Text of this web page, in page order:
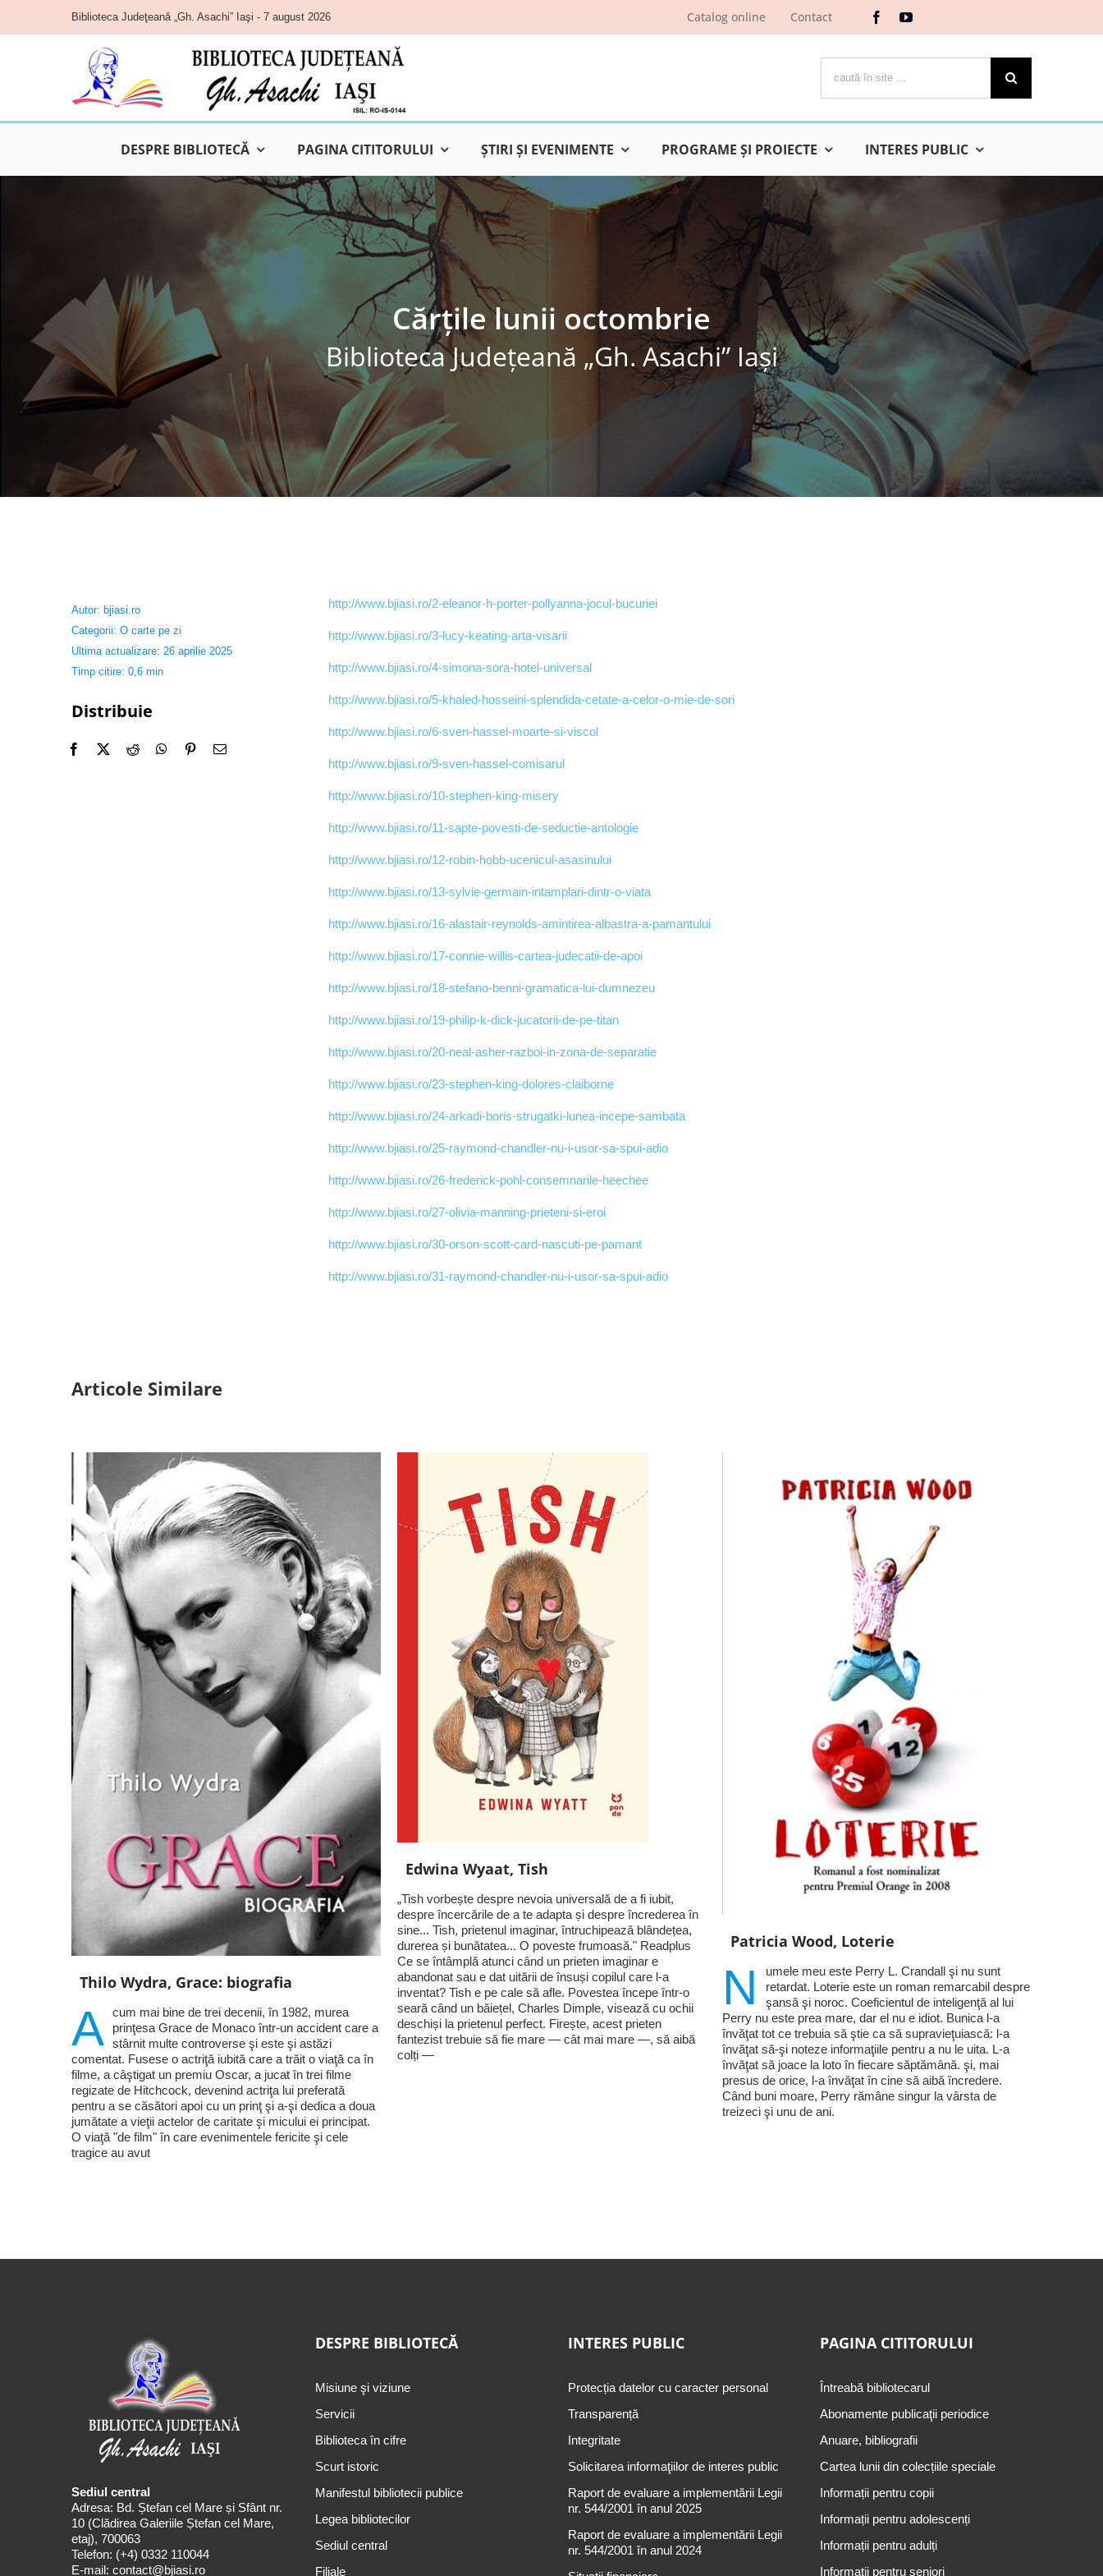
content
Biblioteca Judeţeană „Gh. Asachi” Iaşi - 7 august 2026 Catalog online Contact
DESPRE BIBLIOTECĂ PAGINA CITITORULUI ŞTIRI ŞI EVENIMENTE PROGRAME ŞI PROIECTE INTERES PUBLIC
Cărțile lunii octombrie
Biblioteca Judeţeană „Gh. Asachi” Iaşi
Autor: bjiasi.ro
Categorii: O carte pe zi
Ultima actualizare: 26 aprilie 2025
Timp citire: 0,6 min
Distribuie
http://www.bjiasi.ro/2-eleanor-h-porter-pollyanna-jocul-bucuriei
http://www.bjiasi.ro/3-lucy-keating-arta-visarii
http://www.bjiasi.ro/4-simona-sora-hotel-universal
http://www.bjiasi.ro/5-khaled-hosseini-splendida-cetate-a-celor-o-mie-de-sori
http://www.bjiasi.ro/6-sven-hassel-moarte-si-viscol
http://www.bjiasi.ro/9-sven-hassel-comisarul
http://www.bjiasi.ro/10-stephen-king-misery
http://www.bjiasi.ro/11-sapte-povesti-de-seductie-antologie
http://www.bjiasi.ro/12-robin-hobb-ucenicul-asasinului
http://www.bjiasi.ro/13-sylvie-germain-intamplari-dintr-o-viata
http://www.bjiasi.ro/16-alastair-reynolds-amintirea-albastra-a-pamantului
http://www.bjiasi.ro/17-connie-willis-cartea-judecatii-de-apoi
http://www.bjiasi.ro/18-stefano-benni-gramatica-lui-dumnezeu
http://www.bjiasi.ro/19-philip-k-dick-jucatorii-de-pe-titan
http://www.bjiasi.ro/20-neal-asher-razboi-in-zona-de-separatie
http://www.bjiasi.ro/23-stephen-king-dolores-claiborne
http://www.bjiasi.ro/24-arkadi-boris-strugatki-lunea-incepe-sambata
http://www.bjiasi.ro/25-raymond-chandler-nu-i-usor-sa-spui-adio
http://www.bjiasi.ro/26-frederick-pohl-consemnarile-heechee
http://www.bjiasi.ro/27-olivia-manning-prieteni-si-eroi
http://www.bjiasi.ro/30-orson-scott-card-nascuti-pe-pamant
http://www.bjiasi.ro/31-raymond-chandler-nu-i-usor-sa-spui-adio
Articole Similare
Thilo Wydra, Grace: biografia
A cum mai bine de trei decenii, în 1982, murea
prinţesa Grace de Monaco într-un accident care a
stârnit multe controverse şi este şi astăzi
comentat. Fusese o actriţă iubită care a trăit o viaţă ca în
filme, a câştigat un premiu Oscar, a jucat în trei filme
regizate de Hitchcock, devenind actriţa lui preferată
pentru a se căsători apoi cu un prinţ şi a-şi dedica a doua
jumătate a vieţii actelor de caritate şi micului ei principat.
O viaţă "de film" în care evenimentele fericite şi cele
tragice au avut
Edwina Wyaat, Tish
„Tish vorbește despre nevoia universală de a fi iubit,
despre încercările de a te adapta și despre încrederea în
sine... Tish, prietenul imaginar, întruchipează blândețea,
durerea și bunătatea... O poveste frumoasă." Readplus
Ce se întâmplă atunci când un prieten imaginar e
abandonat sau e dat uitării de însuși copilul care l-a
inventat? Tish e pe cale să afle. Povestea începe într-o
seară când un băiețel, Charles Dimple, visează cu ochii
deschiși la prietenul perfect. Firește, acest prieten
fantezist trebuie să fie mare — cât mai mare —, să aibă
colți —
Patricia Wood, Loterie
N
umele meu este Perry L. Crandall şi nu sunt
retardat. Loterie este un roman remarcabil despre
şansă şi noroc. Coeficientul de inteligenţă al lui
Perry nu este prea mare, dar el nu e idiot. Bunica l-a
învăţat tot ce trebuia să ştie ca să supravieţuiască: l-a
învăţat să-şi noteze informaţiile pentru a nu le uita. L-a
învăţat să joace la loto în fiecare săptămână. şi, mai
presus de orice, l-a învăţat în cine să aibă încredere.
Când buni moare, Perry rămâne singur la vârsta de
treizeci şi unu de ani.
Sediul central
Adresa: Bd. Ștefan cel Mare și Sfânt nr.
10 (Clădirea Galeriile Ștefan cel Mare,
etaj), 700063
Telefon: (+4) 0332 110044
E-mail: contact@bjiasi.ro
DESPRE BIBLIOTECĂ
Misiune şi viziune
Servicii
Biblioteca în cifre
Scurt istoric
Manifestul bibliotecii publice
Legea bibliotecilor
Sediul central
Filiale
INTERES PUBLIC
Protecția datelor cu caracter personal
Transparență
Integritate
Solicitarea informaţiilor de interes public
Raport de evaluare a implementării Legii
nr. 544/2001 în anul 2025
Raport de evaluare a implementării Legii
nr. 544/2001 în anul 2024
PAGINA CITITORULUI
Întreabă bibliotecarul
Abonamente publicaţii periodice
Anuare, bibliografii
Cartea lunii din colecțiile speciale
Informații pentru copii
Informații pentru adolescenți
Informații pentru adulți
Informații pentru seniori